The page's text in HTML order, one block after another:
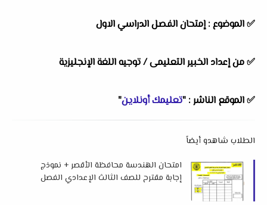
✅الموضوع :إمتحان الفصل الدراسي الاول
✅من إعداد الخبير التعليمى /توجيه اللغة الإنجليزية
✅الموقع الناشر : "تعليمك أونلاين"
الطلاب شاهدو أيضاً
امتحان الهندسة محافظة الأقصر + نموذج
إجابة مقترح للصف الثالث الإعدادي الفصل